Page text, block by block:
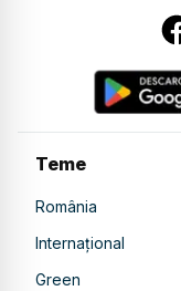
Teme
România
Internațional
Green